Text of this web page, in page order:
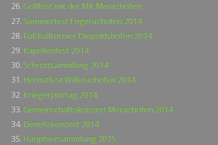
Grillfest mit der MK Merazhofen
Sommerfest Engerazhofen 2014
Fußballturnier Diepoldshofen 2014
Kapellenfest 2014
Schrottsammlung 2014
Herbstfest Willerazhofen 2014
Kriegerjahrtag 2014
Gemeinschaftskonzert Merazhofen 2014
Benefizkonzert 2014
Hauptversammlung 2015